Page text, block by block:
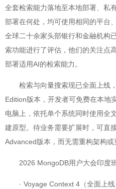
全套检索能力落地至本地部署、私
部署在何处，均可使用相同的平台
全球二十余家头部银行和金融机构
索功能进行了评估，他们的关注点
部署适用AI的检索能力。
检索与向量搜索现已全面上线
Edition版本，开发者可免费在本地
电脑上，依托单个系统同时使用全
建原型。待业务需要扩展时，可直
Advanced版本，而无需重构架构或
2026 MongoDB用户大会印度
· Voyage Context 4（全面上